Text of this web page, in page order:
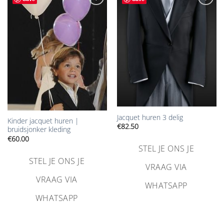
Aan
verlanglijst
toevoegen
Kinder jacquet huren |
bruidsjonker kleding
€60.00
STEL JE ONS JE
VRAAG VIA
WHATSAPP
Aan
toevoegen
Jacquet huren 3 delig
€82.50
STEL JE ONS JE
VRAAG VIA
WHATSAPP